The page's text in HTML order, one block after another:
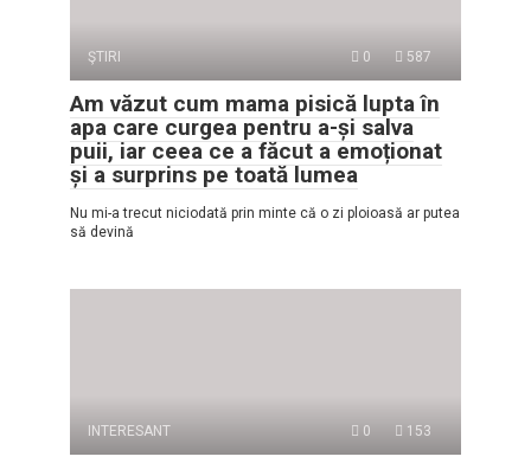
ŞTIRI 0 587
Am văzut cum mama pisică lupta în
apa care curgea pentru a-și salva
puii, iar ceea ce a făcut a emoționat
și a surprins pe toată lumea
Nu mi-a trecut niciodată prin minte că o zi ploioasă ar putea
să devină
INTERESANT 0 153